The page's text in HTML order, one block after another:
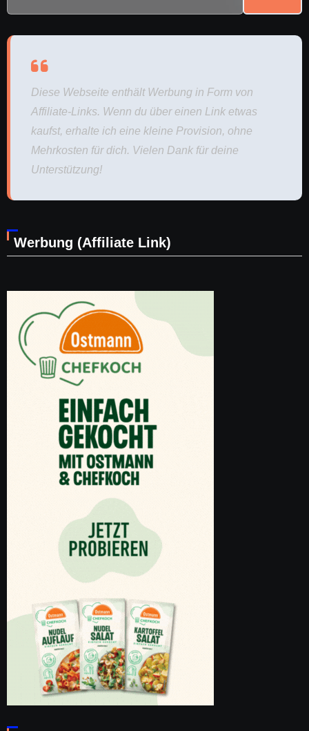
Diese Webseite enthält Werbung in Form von
Affiliate-Links. Wenn du über einen Link etwas
kaufst, erhalte ich eine kleine Provision, ohne
Mehrkosten für dich. Vielen Dank für deine
Unterstützung!
Werbung (Affiliate Link)